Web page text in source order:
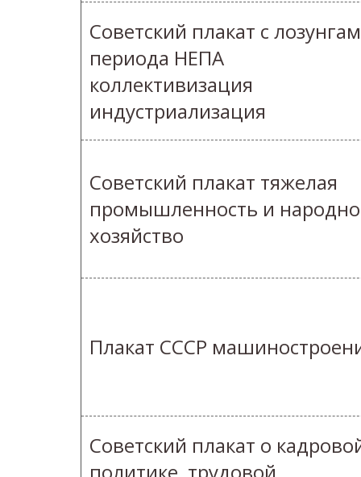
Советский плакат с
периода НЕПА
коллективизация
индустриализация
Советский плакат тяжелая
промышленность и
хозяйство
Плакат СССР
Советский плакат о